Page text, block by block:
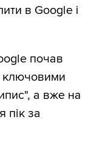
в Google і
почав
ключовими
а вже на
пік за